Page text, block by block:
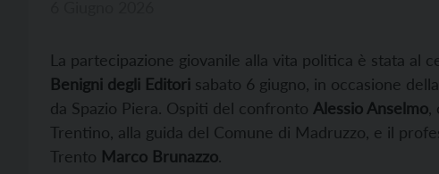
La partecipazione giovanile alla vita politica è stata al
Benigni degli Editori sabato 6 giugno, in occasione
da Spazio Piera. Ospiti del confronto Alessio Anselmo,
Trentino, alla guida del Comune di Madruzzo, e il
Trento Marco Brunazzo.